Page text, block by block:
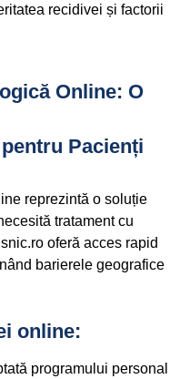
recidivei și factorii
Online: O
Pacienți
reprezintă o soluție
tratament cu
oferă acces rapid
barierele geografice
online:
programului personal